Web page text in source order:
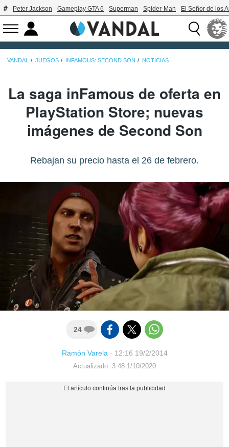
Peter Jackson Gameplay GTA 6 Superman Spider-Man El Señor de los
VANDAL JUEGOS INFAMOUS: SECOND SON NOTICIAS
La saga inFamous de oferta en
PlayStation Store; nuevas
imágenes de Second Son
Rebajan su precio hasta el 26 de febrero.
24
Ramón Varela· 12:16 19/2/2014
Actualizado: 3:48 1/10/2020